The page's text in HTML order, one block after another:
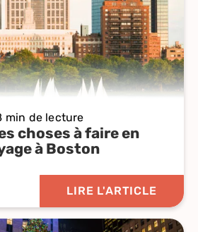
min de lecture
choses à faire en
à Boston
LIRE L'ARTICLE